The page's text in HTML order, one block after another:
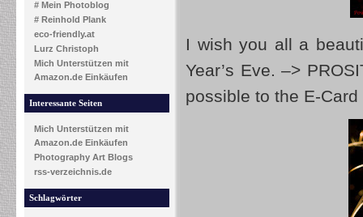
# Mein Photoblog
# Reinhold Plank
eco-friendly.at
Lurz Christoph
Mich Unterstützen mit
Amazon.de Einkäufen
Interessante Seiten
Mich Unterstützen mit
Amazon.de Einkäufen
Photography Art Blogs
rss-verzeichnis.de
Schlagwörter
I wish you all a
Year’s Eve. –>
possible to the E-